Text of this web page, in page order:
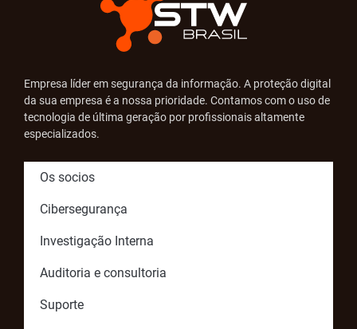
Empresa líder em segurança da informação. A proteção digital
da sua empresa é a nossa prioridade. Contamos com o uso de
tecnologia de última geração por profissionais altamente
especializados.
Os socios
Cibersegurança
Investigação Interna
Auditoria e consultoria
Suporte